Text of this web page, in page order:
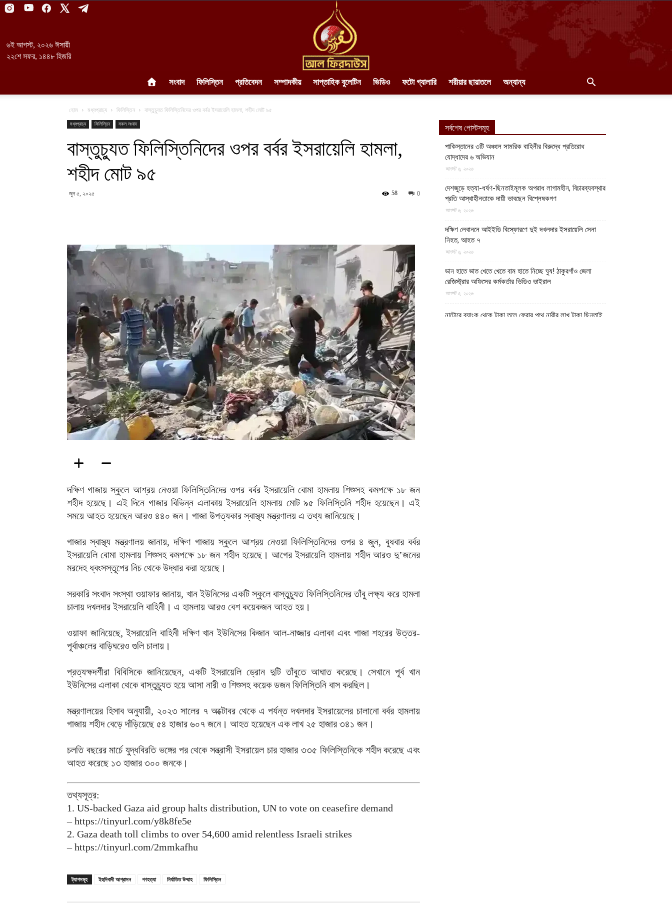
৬ই আগস্ট, ২০২৬ ঈসায়ী
২২শে সফর, ১৪৪৮ হিজরি
ফিরদাউস
সংবাদ ফিলিস্তিন প্রতিবেদন সম্পাদকীয় সাপ্তাহিক বুলেটিন ভিডিও ফটো গ্যালারি শরীয়ার ছায়াতলে অন্যান্য
হোম মধ্যপ্রাচ্য ফিলিস্তিন বাস্তুচ্যুত ফিলিস্তিনিদের ওপর বর্বর ইসরায়েলি হামলা, শহীদ মোট ৯৫
মধ্যপ্রাচ্য ফিলিস্তিন সকল সংবাদ
বাস্তুচ্যুত ফিলিস্তিনিদের ওপর বর্বর ইসরায়েলি হামলা,
শহীদ মোট ৯৫
জুন ৫, ২০২৫ 0
58
দক্ষিণ গাজায় স্কুলে আশ্রয় নেওয়া ফিলিস্তিনিদের ওপর বর্বর ইসরায়েলি বোমা হামলায় শিশুসহ কমপক্ষে ১৮ জন
শহীদ হয়েছে। এই দিনে গাজার বিভিন্ন এলাকায় ইসরায়েলি হামলায় মোট ৯৫ ফিলিস্তিনি শহীদ হয়েছেন। এই
সময়ে আহত হয়েছেন আরও ৪৪০ জন। গাজা উপত্যকার স্বাস্থ্য মন্ত্রণালয় এ তথ্য জানিয়েছে।
গাজার স্বাস্থ্য মন্ত্রণালয় জানায়, দক্ষিণ গাজায় স্কুলে আশ্রয় নেওয়া ফিলিস্তিনিদের ওপর ৪ জুন, বুধবার বর্বর
ইসরায়েলি বোমা হামলায় শিশুসহ কমপক্ষে ১৮ জন শহীদ হয়েছে। আগের ইসরায়েলি হামলায় শহীদ আরও দু’জনের
মরদেহ ধ্বংসস্তূপের নিচ থেকে উদ্ধার করা হয়েছে।
সরকারি সংবাদ সংস্থা ওয়াফার জানায়, খান ইউনিসের একটি স্কুলে বাস্তুচ্যুত ফিলিস্তিনিদের তাঁবু লক্ষ্য করে হামলা
চালায় দখলদার ইসরায়েলি বাহিনী। এ হামলায় আরও বেশ কয়েকজন আহত হয়।
ওয়াফা জানিয়েছে, ইসরায়েলি বাহিনী দক্ষিণ খান ইউনিসের কিজান আল-নাজ্জার এলাকা এবং গাজা শহরের উত্তর-
পূর্বাঞ্চলের বাড়িঘরেও গুলি চালায়।
প্রত্যক্ষদর্শীরা বিবিসিকে জানিয়েছেন, একটি ইসরায়েলি ড্রোন দুটি তাঁবুতে আঘাত করেছে। সেখানে পূর্ব খান
ইউনিসের এলাকা থেকে বাস্তুচ্যুত হয়ে আসা নারী ও শিশুসহ কয়েক ডজন ফিলিস্তিনি বাস করছিল।
মন্ত্রণালয়ের হিসাব অনুযায়ী, ২০২৩ সালের ৭ অক্টোবর থেকে এ পর্যন্ত দখলদার ইসরায়েলের চালানো বর্বর হামলায়
গাজায় শহীদ বেড়ে দাঁড়িয়েছে ৫৪ হাজার ৬০৭ জনে। আহত হয়েছেন এক লাখ ২৫ হাজার ৩৪১ জন।
চলতি বছরের মার্চে যুদ্ধবিরতি ভঙ্গের পর থেকে সন্ত্রাসী ইসরায়েল চার হাজার ৩৩৫ ফিলিস্তিনিকে শহীদ করেছে এবং
আহত করেছে ১৩ হাজার ৩০০ জনকে।
তথ্যসূত্র:
1. US-backed Gaza aid group halts distribution, UN to vote on ceasefire demand
– https://tinyurl.com/y8k8fe5e
2. Gaza death toll climbs to over 54,600 amid relentless Israeli strikes
– https://tinyurl.com/2mmkafhu
ট্যাগসমূহ ইহুদিবাদী আগ্রাসন গণহত্যা নির্যাতিত উম্মাহ ফিলিস্তিন
সর্বশেষ পোস্টসমূহ
পাকিস্তানের ৩টি অঞ্চলে সামরিক বাহিনীর বিরুদ্ধে প্রতিরোধ
যোদ্ধাদের ৬ অভিযান
আগস্ট ৬, ২০২৬
দেশজুড়ে হত্যা-ধর্ষণ-ছিনতাইমূলক অপরাধ লাগামহীন, বিচারব্যবস্থার
প্রতি আস্থাহীনতাকে দায়ী ভাবছেন বিশ্লেষকগণ
আগস্ট ৬, ২০২৬
দক্ষিণ লেবাননে আইইডি বিস্ফোরণে দুই দখলদার ইসরায়েলি সেনা
নিহত, আহত ৭
আগস্ট ৬, ২০২৬
ডান হাতে ভাত খেতে খেতে বাম হাতে নিচ্ছে ঘুষ! ঠাকুরগাঁও জেলা
রেজিস্ট্রার অফিসের কর্মকর্তার ভিডিও ভাইরাল
আগস্ট ৫, ২০২৬
নাটোরে ব্যাংক থেকে টাকা তুলে ফেরার পথে নারীর লাখ টাকা ছিনতাই